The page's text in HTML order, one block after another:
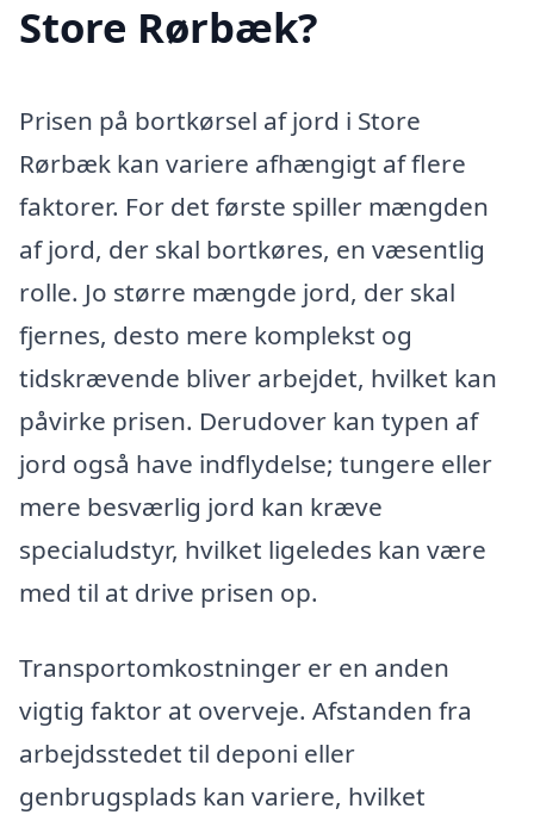
Store Rørbæk?
Prisen på bortkørsel af jord i Store
Rørbæk kan variere afhængigt af flere
faktorer. For det første spiller mængden
af jord, der skal bortkøres, en væsentlig
rolle. Jo større mængde jord, der skal
fjernes, desto mere komplekst og
tidskrævende bliver arbejdet, hvilket kan
påvirke prisen. Derudover kan typen af
jord også have indflydelse; tungere eller
mere besværlig jord kan kræve
specialudstyr, hvilket ligeledes kan være
med til at drive prisen op.
Transportomkostninger er en anden
vigtig faktor at overveje. Afstanden fra
arbejdsstedet til deponi eller
genbrugsplads kan variere, hvilket